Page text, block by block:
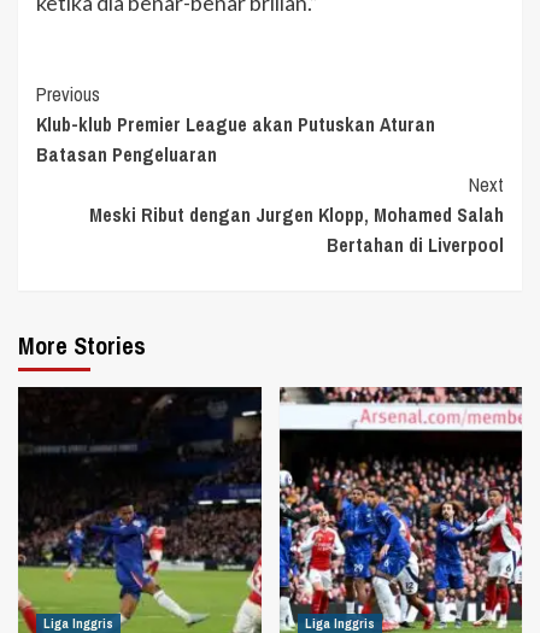
Continue
Reading
Previous
Klub-klub Premier League akan Putuskan Aturan
Batasan Pengeluaran
Next
Meski Ribut dengan Jurgen Klopp, Mohamed Salah
Bertahan di Liverpool
More Stories
Liga Inggris Liga Inggris